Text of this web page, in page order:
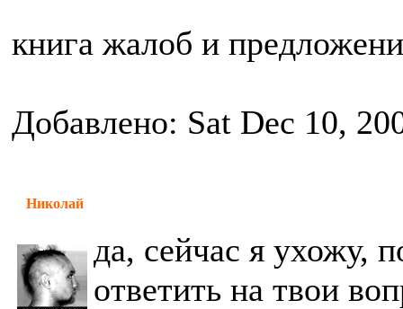
книга жалоб и
Добавлено: Sat Dec 10,
Николай
да, сейчас я ухожу,
ответить на твои